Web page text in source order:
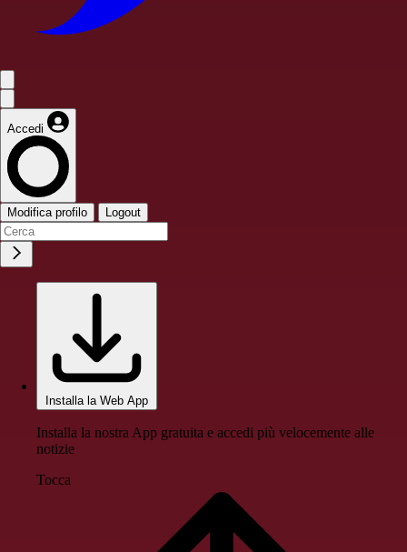
Accedi
Modifica profilo Logout
Installa la Web App
Installa la nostra App gratuita e accedi più velocemente alle
notizie
Tocca